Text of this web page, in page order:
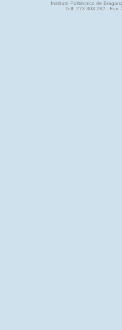
Instituto Politécnico de
Telf: 273 303 282 - Fax: